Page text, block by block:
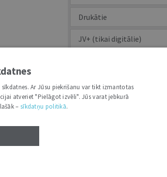
Drukātie
JV+ (tikai digitālie)
Ar Jūsu piekrišanu var tikt izmantotas
atveriet "Pielāgot izvēli". Jūs varat jebkurā
– sīkdatņu politikā.